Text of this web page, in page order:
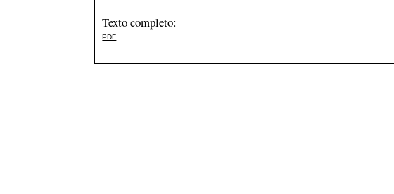
Texto completo:
PDF